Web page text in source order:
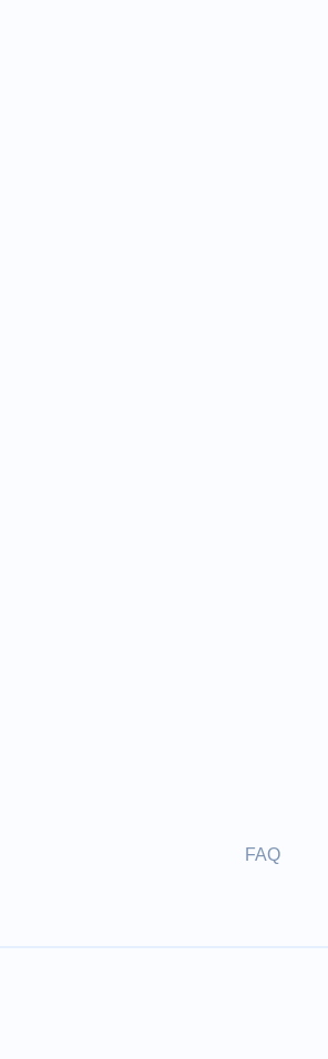
FAQ